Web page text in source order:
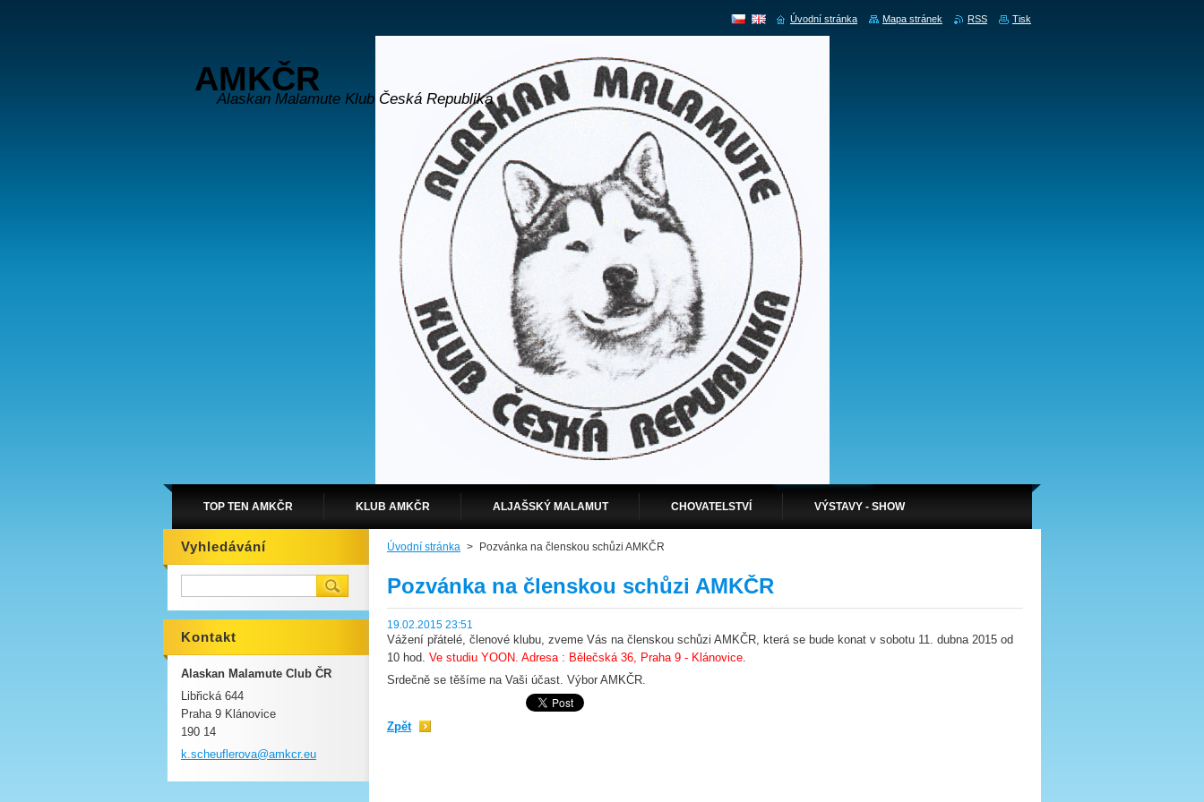
AMKČR
Alaskan Malamute Klub Česká Republika
TOP TEN AMKČR KLUB AMKČR ALJAŠSKÝ MALAMUT CHOVATELSTVÍ VÝSTAVY - SHOW
Úvodní stránka > Pozvánka na členskou schůzi AMKČR
Pozvánka na členskou schůzi AMKČR
19.02.2015 23:51
Vážení přátelé, členové klubu, zveme Vás na členskou schůzi AMKČR, která se bude konat v sobotu 11. dubna 2015 od
10 hod. Ve studiu YOON. Adresa : Bělečská 36, Praha 9 - Klánovice.
Srdečně se těšíme na Vaši účast. Výbor AMKČR.
Zpět
Vyhledávání
Kontakt
Alaskan Malamute Club ČR
Libřická 644
Praha 9 Klánovice
190 14
k.scheuf lerova@amkcr.eu
Úvodní stránka Mapa stránek RSS Tisk